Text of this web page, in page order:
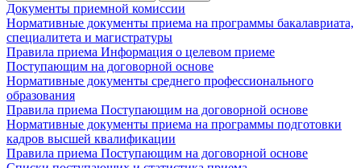
Документы приемной комиссии
Нормативные документы приема на программы бакалавриата,
специалитета и магистратуры
Правила приема Информация о целевом приеме
Поступающим на договорной основе
Нормативные документы среднего профессионального
образования
Правила приема Поступающим на договорной основе
Нормативные документы приема на программы подготовки
кадров высшей квалификации
Правила приема Поступающим на договорной основе